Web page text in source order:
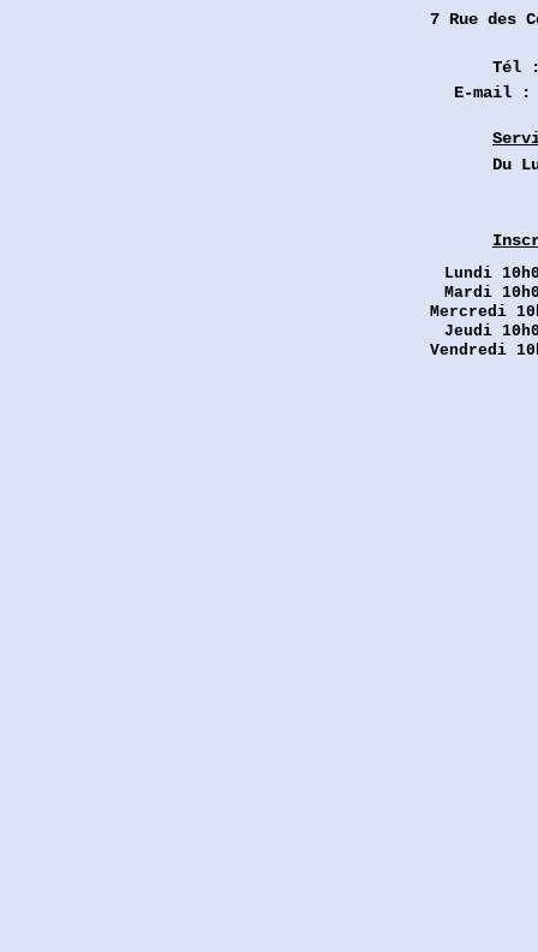
7 Rue des
Tél
E-mail
Du
Lundi
Mardi
Mercredi
Jeudi
Vendredi